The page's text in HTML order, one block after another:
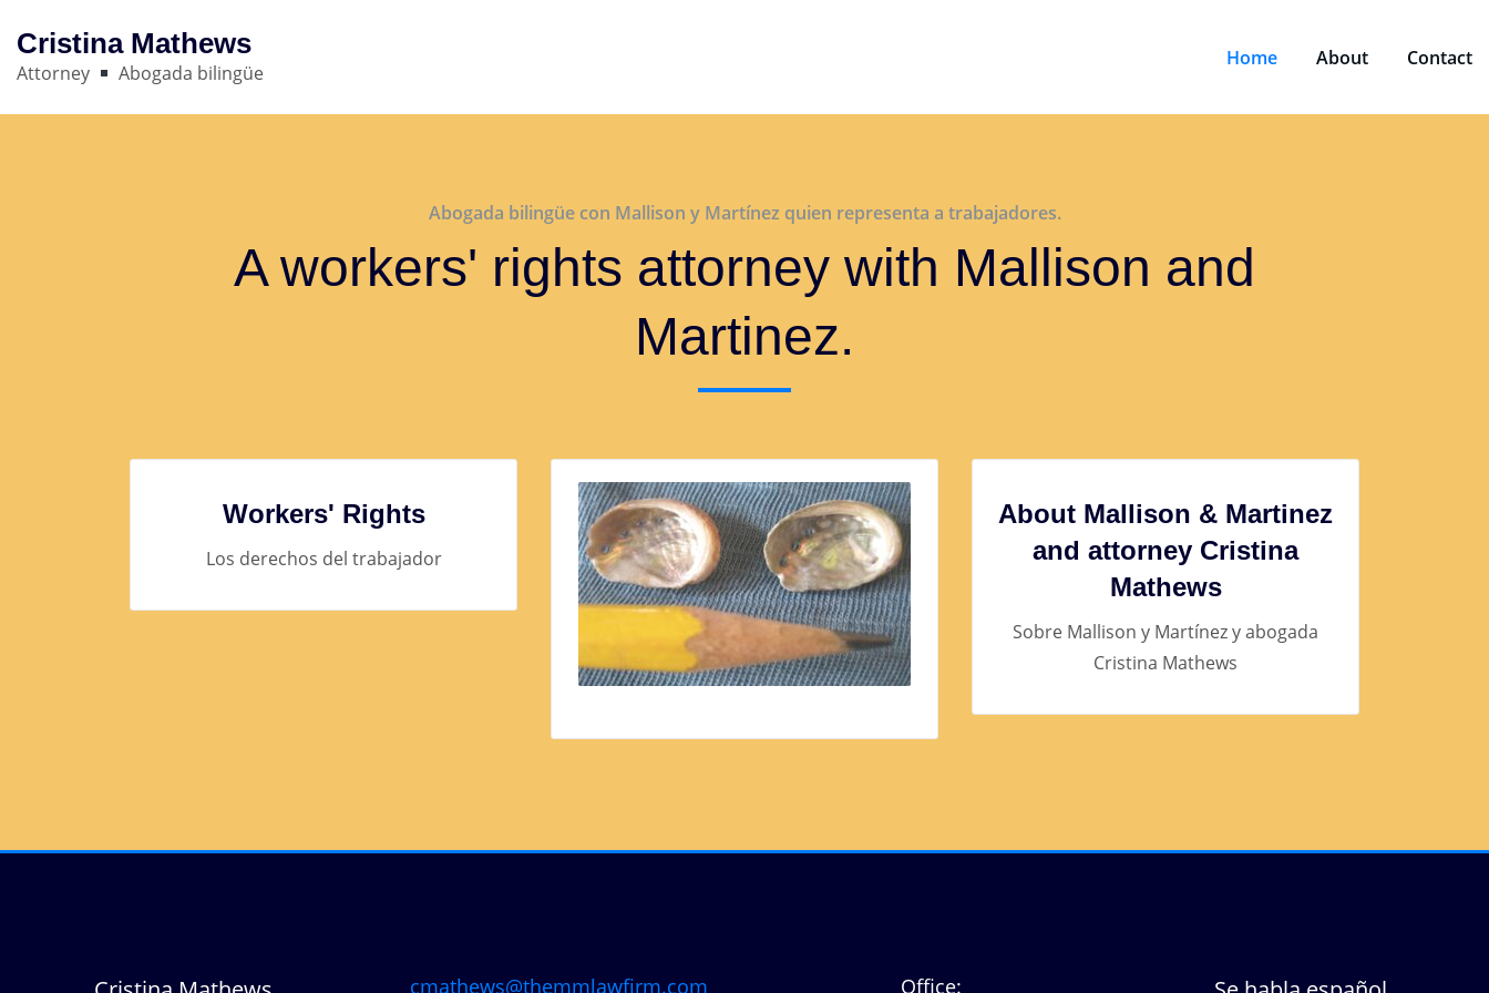
Cristina Mathews
Attorney Abogada bilingüe
Home About Contact
Abogada bilingüe con Mallison y Martínez quien representa a trabajadores.
A workers' rights attorney with Mallison and
Martinez.
Workers' Rights
Los derechos del trabajador
About Mallison & Martinez
and attorney Cristina
Mathews
Sobre Mallison y Martínez y abogada
Cristina Mathews
cmathews@themmlawfirm.com Office: